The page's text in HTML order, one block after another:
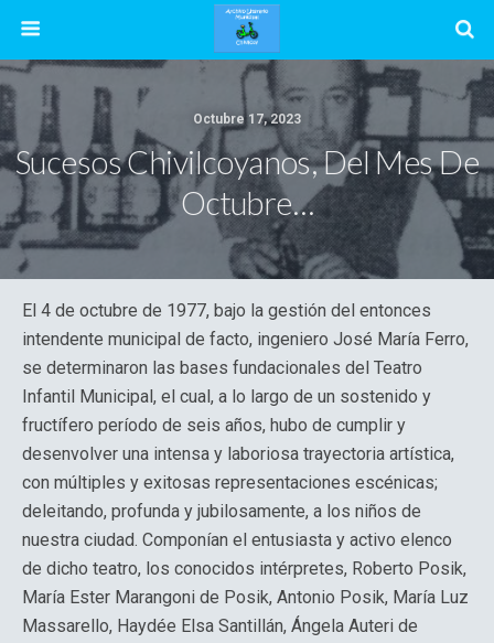
Octubre 17, 2023
Sucesos Chivilcoyanos, Del Mes De
Octubre…
El 4 de octubre de 1977, bajo la gestión del entonces
intendente municipal de facto, ingeniero José María Ferro,
se determinaron las bases fundacionales del Teatro
Infantil Municipal, el cual, a lo largo de un sostenido y
fructífero período de seis años, hubo de cumplir y
desenvolver una intensa y laboriosa trayectoria artística,
con múltiples y exitosas representaciones escénicas;
deleitando, profunda y jubilosamente, a los niños de
nuestra ciudad. Componían el entusiasta y activo elenco
de dicho teatro, los conocidos intérpretes, Roberto Posik,
María Ester Marangoni de Posik, Antonio Posik, María Luz
Massarello, Haydée Elsa Santillán, Ángela Auteri de